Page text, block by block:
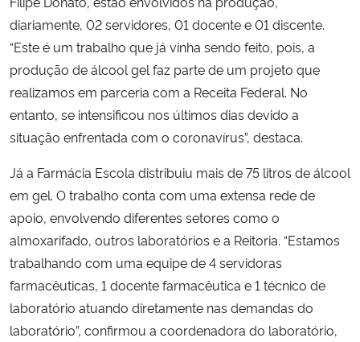
diariamente, 02 servidores, 01 docente e 01 discente.
“Este é um trabalho que já vinha sendo feito, pois, a
produção de álcool gel faz parte de um projeto que
realizamos em parceria com a Receita Federal. No
entanto, se intensificou nos últimos dias devido a
situação enfrentada com o coronavírus”, destaca.
Já a Farmácia Escola distribuiu mais de 75 litros de álcool
em gel. O trabalho conta com uma extensa rede de
apoio, envolvendo diferentes setores como o
almoxarifado, outros laboratórios e a Reitoria. “Estamos
trabalhando com uma equipe de 4 servidoras
farmacêuticas, 1 docente farmacêutica e 1 técnico de
laboratório atuando diretamente nas demandas do
laboratório”, confirmou a coordenadora do laboratório,